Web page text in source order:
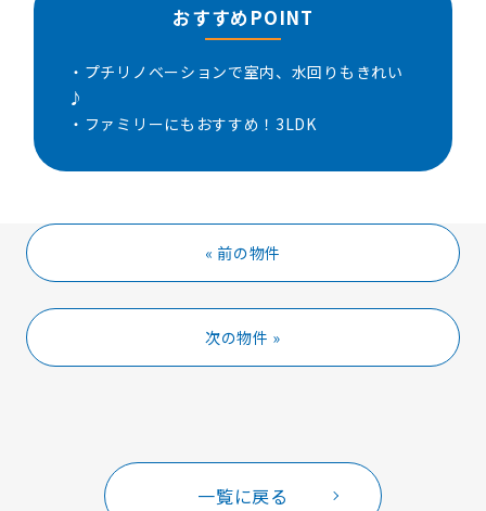
おすすめPOINT
・プチリノベーションで室内、水回りもきれい
♪
・ファミリーにもおすすめ！3LDK
« 前の物件
次の物件 »
一覧に戻る